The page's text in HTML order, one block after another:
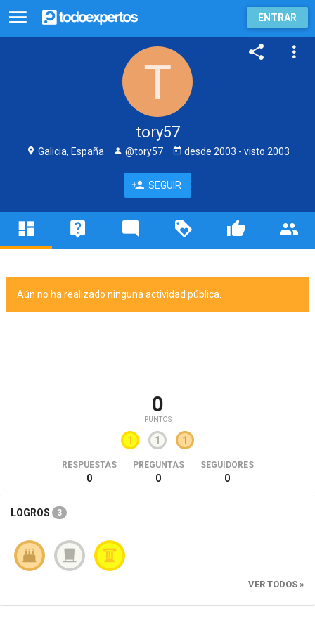
ENTRAR
tory57
Galicia, España @tory57 desde 2003 - visto 2003
SEGUIR
Aún no ha realizado ninguna actividad pública.
0
PUNTOS
1 1 1
RESPUESTAS
0
PREGUNTAS
0
SEGUIDORES
0
LOGROS 3
VER TODOS »